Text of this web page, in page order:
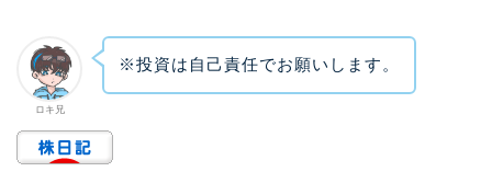
ロキ兄
※投資は自己責任でお願いします。